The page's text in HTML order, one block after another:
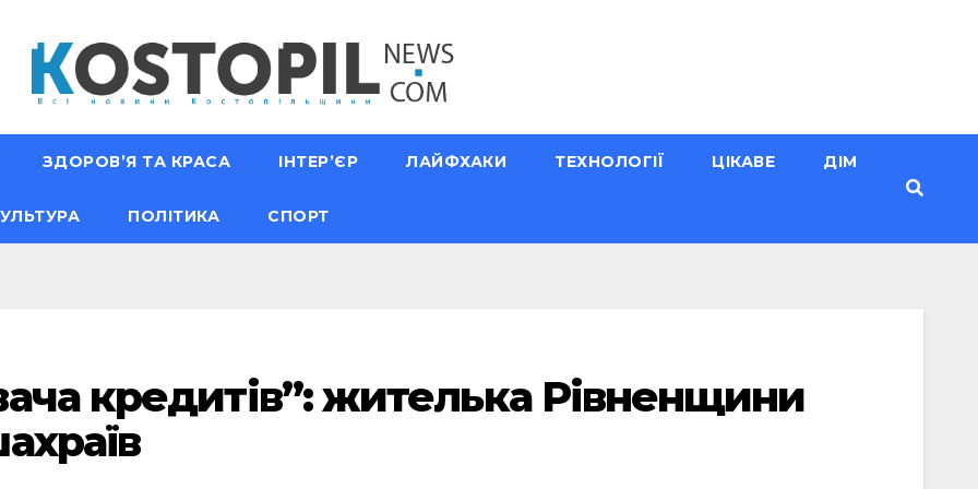
ЗДОРОВ’Я ТА КРАСА ІНТЕР’ЄР ЛАЙФХАКИ ТЕХНОЛОГІЇ ЦІКАВЕ ДІМ
ПОЛІТИКА СПОРТ
кредитів”: жителька Рівненщини